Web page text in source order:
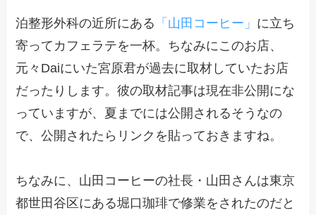
泊整形外科の近所にある 「山田コーヒー」 に立ち
寄ってカフェラテを一杯。ちなみにこのお店、
元々Daiにいた宮原君が過去に取材していたお店
だったりします。彼の取材記事は現在非公開にな
っていますが、夏までには公開されるそうなの
で、公開されたらリンクを貼っておきますね。
ちなみに、山田コーヒーの社長・山田さんは東京
都世田谷区にある堀口珈琲で修業をされたのだと